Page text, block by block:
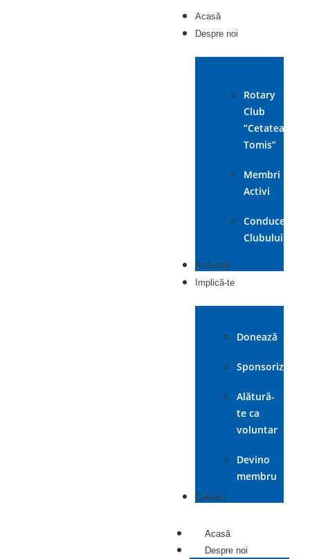
Acasă
Despre noi
Rotary
Club
”Cetatea
Tomis”
Membri
Activi
Conducerea
Clubului
Activităţi
Implică-te
Donează
Sponsorizează
Alătură-
te ca
voluntar
Devino
membru
Contact
Acasă
Despre noi